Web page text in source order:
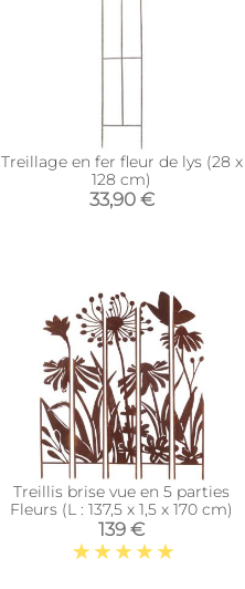
Treillage en fer fleur de lys (28 x
128 cm)
33,90 €
Treillis brise vue en 5 parties
Fleurs (L : 137,5 x 1,5 x 170 cm)
139 €